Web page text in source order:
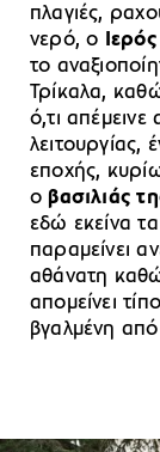
πλαγιές,
νερό, ο
το
Τρίκαλα,
ό,τι
λειτουργίας,
εποχής,
οβασιλιάς
εδώ εκείνα
παραμείνει
αθάνατη
απομείνει
βγαλμένη από